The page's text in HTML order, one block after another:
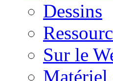
Dessins
Sur le
Matériel